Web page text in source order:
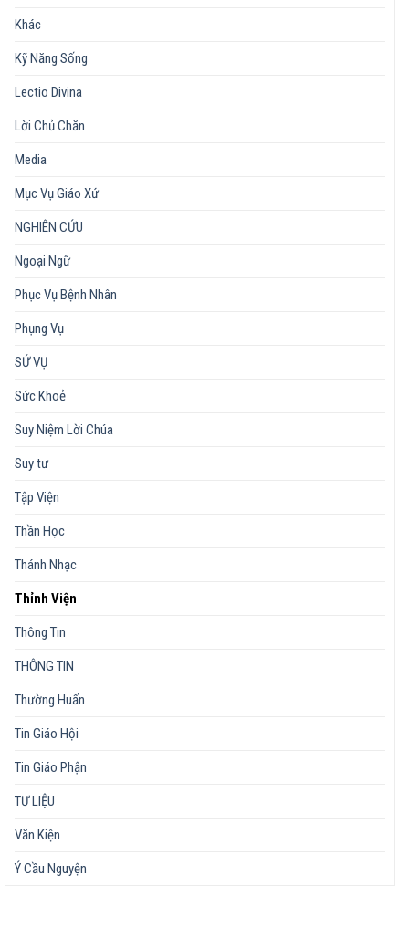
Khác
Kỹ Năng Sống
Lectio Divina
Lời Chủ Chăn
Media
Mục Vụ Giáo Xứ
NGHIÊN CỨU
Ngoại Ngữ
Phục Vụ Bệnh Nhân
Phụng Vụ
SỨ VỤ
Sức Khoẻ
Suy Niệm Lời Chúa
Suy tư
Tập Viện
Thần Học
Thánh Nhạc
Thỉnh Viện
Thông Tin
THÔNG TIN
Thường Huấn
Tin Giáo Hội
Tin Giáo Phận
TƯ LIỆU
Văn Kiện
Ý Cầu Nguyện